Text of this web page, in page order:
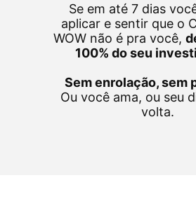
Se em até 7 dias
aplicar e sentir que o
WOW não é pra você,
100% do seu
Sem enrolação, sem
Ou você ama, ou seu
volta.